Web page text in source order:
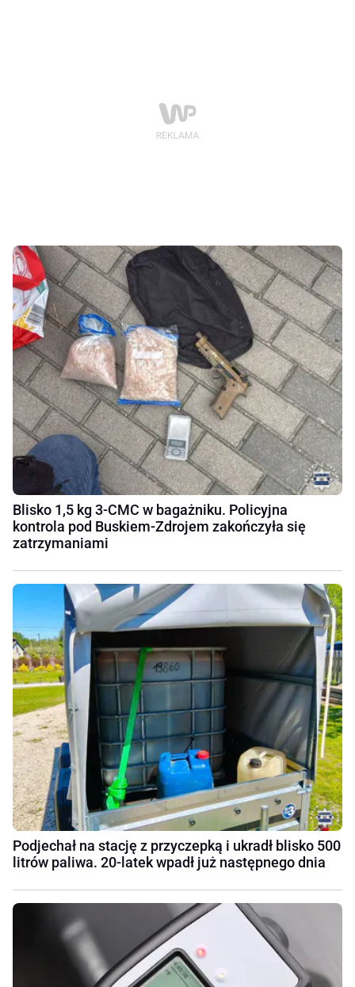
Blisko 1,5 kg 3-CMC w bagażniku. Policyjna
kontrola pod Buskiem-Zdrojem zakończyła się
zatrzymaniami
Podjechał na stację z przyczepką i ukradł blisko 500
litrów paliwa. 20-latek wpadł już następnego dnia